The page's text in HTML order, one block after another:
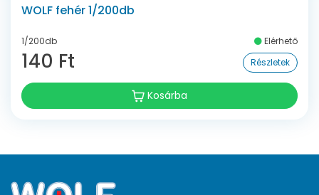
WOLF fehér 1/200db
1/200db Elérhető
140 Ft Részletek
Kosárba